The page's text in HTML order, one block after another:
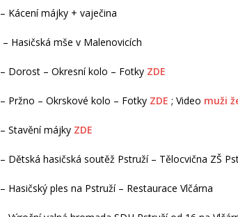
Kácení májky + vaječina
– Hasičská mše v Malenovicích
Dorost – Okresní kolo – Fotky ZDE
Pržno – Okrskové kolo – Fotky ZDE ; Video muži
Stavění májky ZDE
Dětská hasičská soutěž Pstruží – Tělocvična ZŠ
Hasičský ples na Pstruží – Restaurace Vlčárna